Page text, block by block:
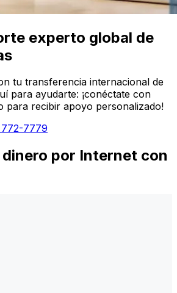
experto global de
tu transferencia internacional de
para ayudarte: ¡conéctate con
para recibir apoyo personalizado!
7779
por Internet con